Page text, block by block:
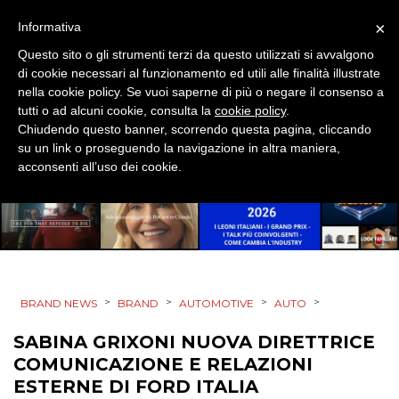
PROMOZIONI
PRODOTTI
PUNTI VENDITA
CSR
CINEMA
BRAND NEWS > BRAND > AUTOMOTIVE > AUTO >
SABINA GRIXONI NUOVA DIRETTRICE
COMUNICAZIONE E RELAZIONI
ESTERNE DI FORD ITALIA
×
Informativa
Questo sito o gli strumenti terzi da questo utilizzati si avvalgono
di cookie necessari al funzionamento ed utili alle finalità illustrate
nella cookie policy. Se vuoi saperne di più o negare il consenso a
tutti o ad alcuni cookie, consulta la cookie policy.
Chiudendo questo banner, scorrendo questa pagina, cliccando
su un link o proseguendo la navigazione in altra maniera,
acconsenti all’uso dei cookie.